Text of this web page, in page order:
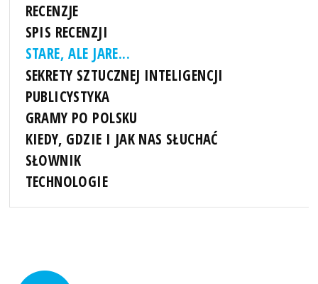
RECENZJE
SPIS RECENZJI
STARE, ALE JARE...
SEKRETY SZTUCZNEJ INTELIGENCJI
PUBLICYSTYKA
GRAMY PO POLSKU
KIEDY, GDZIE I JAK NAS SŁUCHAĆ
SŁOWNIK
TECHNOLOGIE